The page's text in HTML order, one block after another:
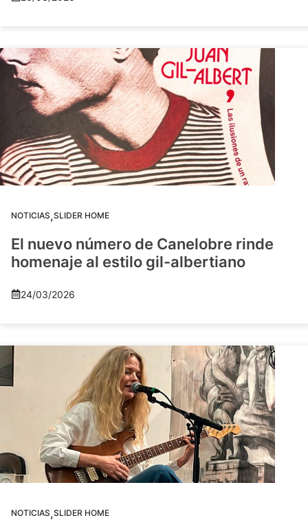
NOTICIAS,SLIDER HOME
El nuevo número de Canelobre rinde
homenaje al estilo gil-albertiano
24/03/2026
NOTICIAS,SLIDER HOME